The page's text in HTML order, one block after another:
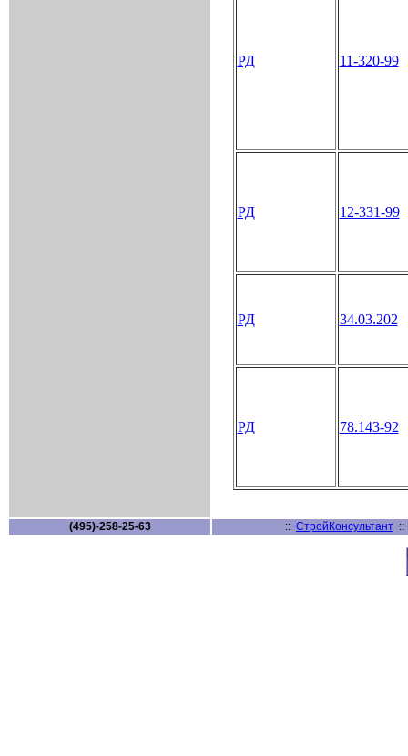
РД 11-320-99
РД 12-331-99
РД 34.03.202
РД 78.143-92
(495)-258-25-63 :: СтройКонсультант